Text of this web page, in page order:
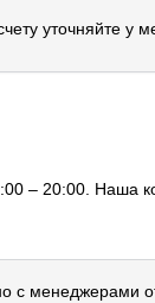
уточняйте у
– 20:00. Наша
с менеджерами